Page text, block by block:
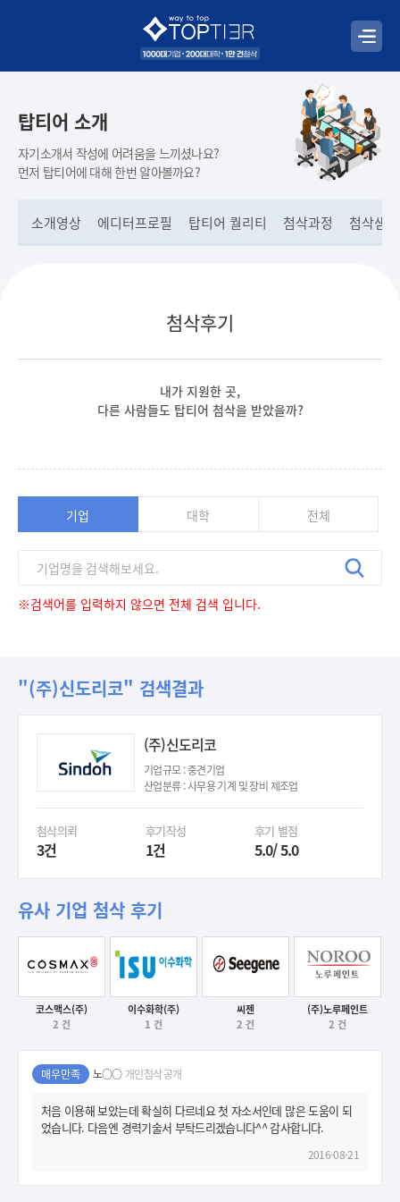
탑티어 소개
자기소개서 작성에 어려움을 느끼셨나요?
먼저 탑티어에 대해 한번 알아볼까요?
소개영상 에디터프로필 탑티어 퀄리티 첨삭과정 첨삭샘플
첨삭후기
내가 지원한 곳,
다른 사람들도 탑티어 첨삭을 받았을까?
기업 대학 전체
※검색어를 입력하지 않으면 전체 검색 입니다.
"(주)신도리코" 검색결과
(주)신도리코
기업규모 : 중견기업
산업분류 : 사무용 기계 및 장비 제조업
첨삭의뢰
3건
후기작성
1건
후기 별점
5.0/ 5.0
유사 기업 첨삭 후기
후기보기
코스맥스(주)
2 건
후기보기
이수화학(주)
1 건
후기보기
씨젠
2 건
후기보기
(주)노루페인트
2 건
매우만족 노○○ 개인첨삭 공개
처음 이용해 보았는데 확실히 다르네요 첫 자소서인데 많은 도움이 되
었습니다. 다음엔 경력기술서 부탁드리겠습니다^^ 감사합니다.
2016-08-21